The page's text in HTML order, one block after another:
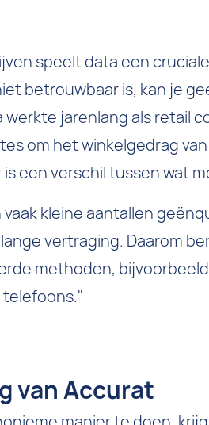
speelt data een
betrouwbaar is, kan je
werkte jarenlang als retail
om het winkelgedrag
is een verschil tussen wat
kleine aantallen
vertraging. Daarom
methoden,
telefoons."
van Accurat